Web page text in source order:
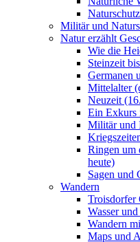
Militär und
Natur erzählt
Wie die
Steinzeit
Germanen
Mittelalter
Neuzeit
Ein Exkurs
Militär und
Ringen um
heute)
Sagen und
Wandern
Troisdorfer
Wasser
Wandern
Maps und